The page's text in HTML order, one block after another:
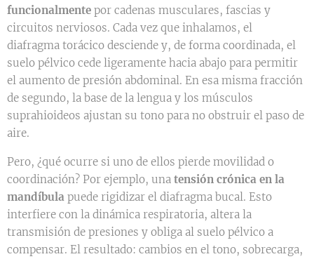
funcionalmente por cadenas musculares, fascias y
circuitos nerviosos. Cada vez que inhalamos, el
diafragma torácico desciende y, de forma coordinada, el
suelo pélvico cede ligeramente hacia abajo para permitir
el aumento de presión abdominal. En esa misma fracción
de segundo, la base de la lengua y los músculos
suprahioideos ajustan su tono para no obstruir el paso de
aire.
Pero, ¿qué ocurre si uno de ellos pierde movilidad o
coordinación? Por ejemplo, una tensión crónica en la
mandíbula puede rigidizar el diafragma bucal. Esto
interfiere con la dinámica respiratoria, altera la
transmisión de presiones y obliga al suelo pélvico a
compensar. El resultado: cambios en el tono, sobrecarga,